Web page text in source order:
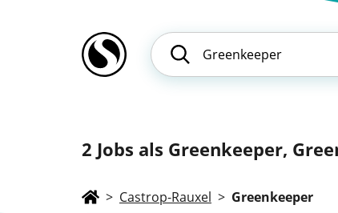
2 Jobs als Greenkeeper,
> Castrop-Rauxel > Greenkeeper